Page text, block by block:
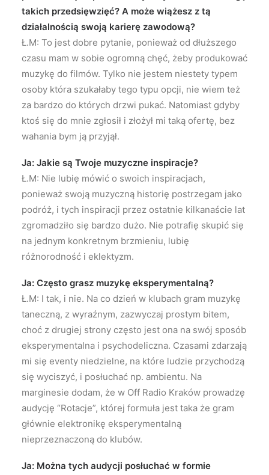
takich przedsięwzięć? A może wiążesz z tą
działalnością swoją karierę zawodową?
Ł.M: To jest dobre pytanie, ponieważ od dłuższego
czasu mam w sobie ogromną chęć, żeby produkować
muzykę do filmów. Tylko nie jestem niestety typem
osoby która szukałaby tego typu opcji, nie wiem też
za bardzo do których drzwi pukać. Natomiast gdyby
ktoś się do mnie zgłosił i złożył mi taką ofertę, bez
wahania bym ją przyjął.
Ja: Jakie są Twoje muzyczne inspiracje?
Ł.M: Nie lubię mówić o swoich inspiracjach,
ponieważ swoją muzyczną historię postrzegam jako
podróż, i tych inspiracji przez ostatnie kilkanaście lat
zgromadziło się bardzo dużo. Nie potrafię skupić się
na jednym konkretnym brzmieniu, lubię
różnorodność i eklektyzm.
Ja: Często grasz muzykę eksperymentalną?
Ł.M: I tak, i nie. Na co dzień w klubach gram muzykę
taneczną, z wyraźnym, zazwyczaj prostym bitem,
choć z drugiej strony często jest ona na swój sposób
eksperymentalna i psychodeliczna. Czasami zdarzają
mi się eventy niedzielne, na które ludzie przychodzą
się wyciszyć, i posłuchać np. ambientu. Na
marginesie dodam, że w Off Radio Kraków prowadzę
audycję “Rotacje”, której formuła jest taka że gram
głównie elektronikę eksperymentalną
nieprzeznaczoną do klubów.
Ja: Można tych audycji posłuchać w formie